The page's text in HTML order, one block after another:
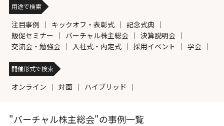
用途で検索
注目事例 キックオフ・表彰式
記念式典
販促セミナー
バーチャル株主総会
決算説明会
交流会・勉強会
入社式・内定式 採用イベント 学会
開催形式で検索
オンライン 対面 ハイブリッド
"バーチャル株主総会"の事例一覧